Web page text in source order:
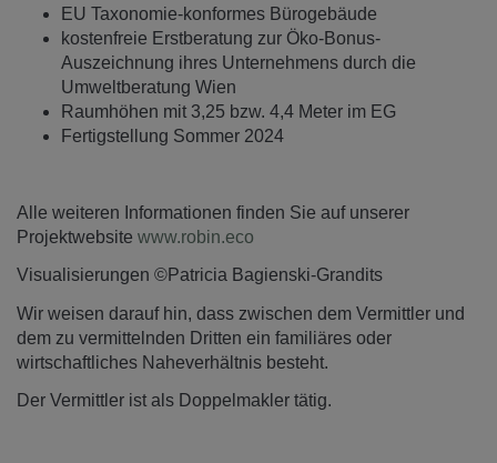
EU Taxonomie-konformes Bürogebäude
kostenfreie Erstberatung zur Öko-Bonus-
Auszeichnung ihres Unternehmens durch die
Umweltberatung Wien
Raumhöhen mit 3,25 bzw. 4,4 Meter im EG
Fertigstellung Sommer 2024
Alle weiteren Informationen finden Sie auf unserer
Projektwebsite www.robin.eco
Visualisierungen ©Patricia Bagienski-Grandits
Wir weisen darauf hin, dass zwischen dem Vermittler und
dem zu vermittelnden Dritten ein familiäres oder
wirtschaftliches Naheverhältnis besteht.
Der Vermittler ist als Doppelmakler tätig.